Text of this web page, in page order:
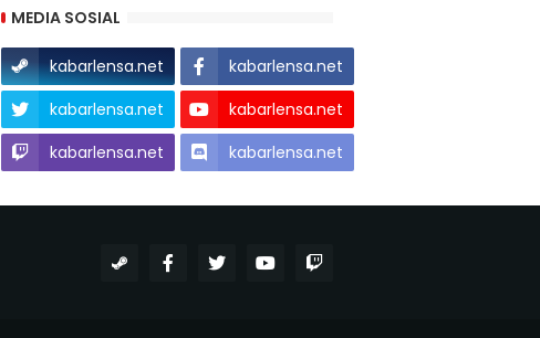
MEDIA SOSIAL
kabarlensa.net
kabarlensa.net
kabarlensa.net
kabarlensa.net
kabarlensa.net
kabarlensa.net